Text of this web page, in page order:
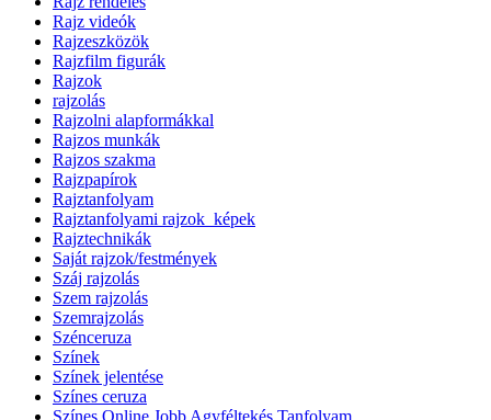
Rajz videók
Rajzeszközök
Rajzfilm figurák
Rajzok
rajzolás
Rajzolni alapformákkal
Rajzos munkák
Rajzos szakma
Rajzpapírok
Rajztanfolyam
Rajztanfolyami rajzok_képek
Rajztechnikák
Saját rajzok/festmények
Száj rajzolás
Szem rajzolás
Szemrajzolás
Szénceruza
Színek
Színek jelentése
Színes ceruza
Színes Online Jobb Agyféltekés Tanfolyam